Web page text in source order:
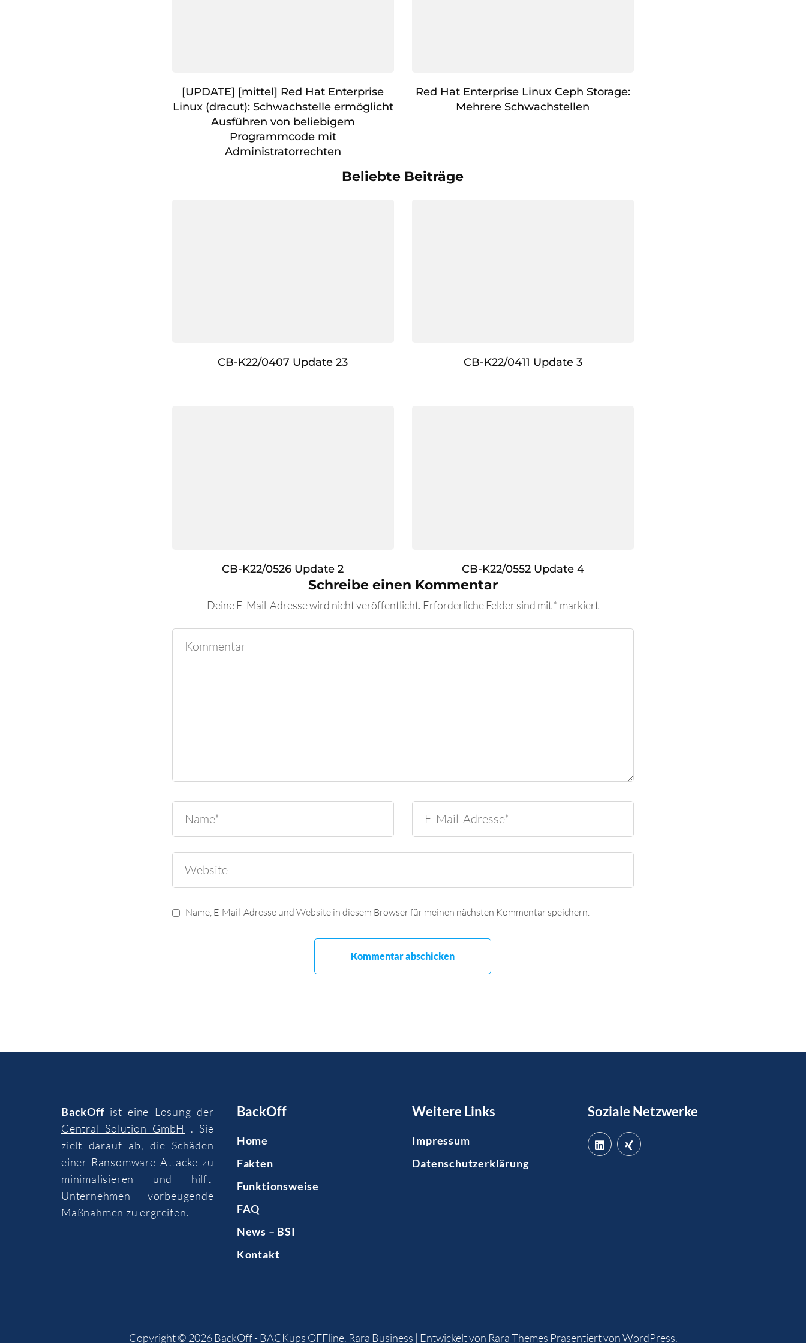
[UPDATE] [mittel] Red Hat Enterprise
Linux (dracut): Schwachstelle ermöglicht
Ausführen von beliebigem
Programmcode mit
Administratorrechten
Red Hat Enterprise Linux Ceph Storage:
Mehrere Schwachstellen
Beliebte Beiträge
CB-K22/0407 Update 23 CB-K22/0411 Update 3
CB-K22/0526 Update 2 CB-K22/0552 Update 4
Schreibe einen Kommentar
Deine E-Mail-Adresse wird nicht veröffentlicht. Erforderliche Felder sind mit* markiert
Name, E-Mail-Adresse und Website in diesem Browser für meinen nächsten Kommentar speichern.
BackOffist eine Lösung der
Central Solution GmbH
. Sie
zielt darauf ab, die Schäden
einer Ransomware-Attacke zu
minimalisieren und hilft
Unternehmen vorbeugende
Maßnahmen zu ergreifen.
BackOff
Home
Fakten
Funktionsweise
FAQ
News – BSI
Kontakt
Weitere Links
Impressum
Datenschutzerklärung
Soziale Netzwerke
Copyright © 2026BackOff - BACKups OFFline. Rara Business | Entwickelt von Rara Themes Präsentiert vonWordPress.